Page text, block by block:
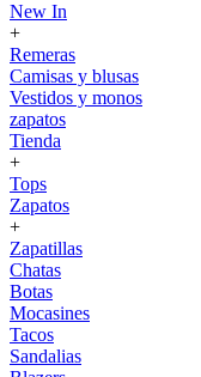
New In
+
Remeras
Camisas y blusas
Vestidos y monos
zapatos
Tienda
+
Tops
Zapatos
+
Zapatillas
Chatas
Botas
Mocasines
Tacos
Sandalias